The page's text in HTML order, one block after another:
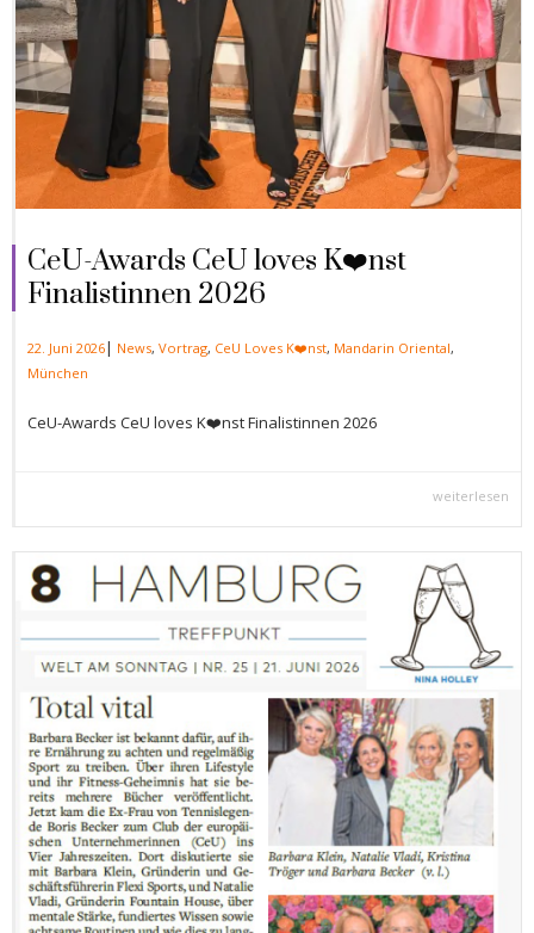
CeU-Awards CeU loves K❤️nst
Finalistinnen 2026
22. Juni 2026| News, Vortrag, CeU Loves K❤️nst, Mandarin Oriental,
München
CeU-Awards CeU loves K❤️nst Finalistinnen 2026
weiterlesen